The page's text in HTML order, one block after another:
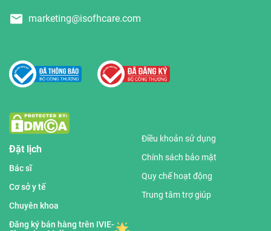
marketing@isofhcare.com
Đặt lịch
Bác sĩ
Cơ sở y tế
Chuyên khoa
Đăng ký bán hàng trên IVIE-
Điều khoản sử dụng
Chính sách bảo mật
Quy chế hoạt động
Trung tâm trợ giúp